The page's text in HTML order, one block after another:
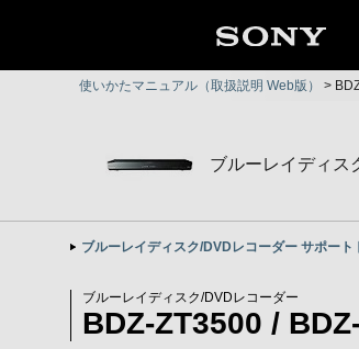
使いかたマニュアル（取扱説明 Web版） >
ブルーレイディス
ブルーレイディスク/DVDレコーダー サポート
ブルーレイディスク/DVDレコーダー
BDZ-ZT3500 /